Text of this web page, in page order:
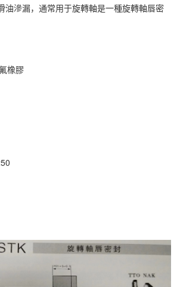
油滲漏，通常用于旋轉軸是一種旋轉軸唇密
橡膠